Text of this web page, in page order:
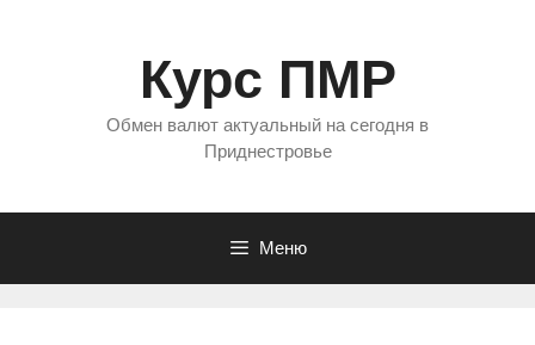
Курс ПМР
Обмен валют актуальный на сегодня в
Приднестровье
Меню